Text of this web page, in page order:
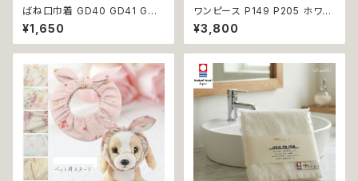
ばね口巾着 GD40 GD41 GD4
2 GD43 GD44 わんこポーチ
ポーチ デニム コットン チワワ柄
トイプードル柄 フレンチブルドッ
贈り物
¥1,650
ワンピース P149 P205 ホワイ
ト ピンク フラワー ハンドメイド
Bee パステル コットン dog ウ
ェア ドッグ ウェア ドッグウエア
の洋服 洋服 小型犬 中型犬 女
の子 スカート 花 蜂 ストーン ビ
ジュー アップリケ かわいい 可
愛い おしゃれ 送料無料 返品交
換不可
¥3,800